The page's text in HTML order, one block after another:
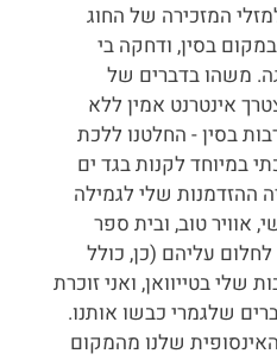
המזכירה של החוג
בסין, ודחקה בי
משהו בדברים של
אינטרנט אמין ללא
בסין - החלטנו ללכת
במיוחד לקנות בגד ים
ההזדמנות שלי לגמילה
אוויר טוב, ובית ספר
עליהם (כן, כולל
בטייוואן, ואני זוכרת
שלגמרי כבשו אותנו.
שלנו מהמקום